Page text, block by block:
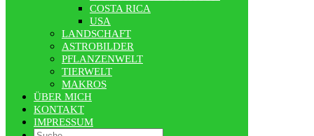
COSTA RICA
USA
LANDSCHAFT
ASTROBILDER
PFLANZENWELT
TIERWELT
MAKROS
ÜBER MICH
KONTAKT
IMPRESSUM
Search